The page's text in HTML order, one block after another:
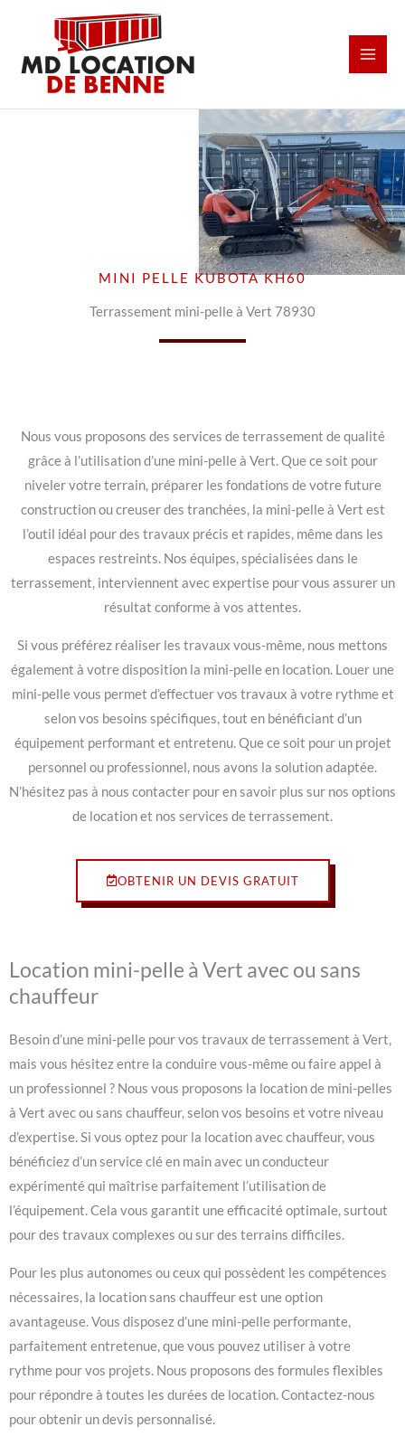
contenu
MINI PELLE KUBOTA KH60
Terrassement mini-pelle à Vert 78930
Nous vous proposons des services de terrassement de qualité
grâce à l’utilisation d’une mini-pelle à Vert. Que ce soit pour
niveler votre terrain, préparer les fondations de votre future
construction ou creuser des tranchées, la mini-pelle à Vert est
l’outil idéal pour des travaux précis et rapides, même dans les
espaces restreints. Nos équipes, spécialisées dans le
terrassement, interviennent avec expertise pour vous assurer un
résultat conforme à vos attentes.
Si vous préférez réaliser les travaux vous-même, nous mettons
également à votre disposition la mini-pelle en location. Louer une
mini-pelle vous permet d’effectuer vos travaux à votre rythme et
selon vos besoins spécifiques, tout en bénéficiant d’un
équipement performant et entretenu. Que ce soit pour un projet
personnel ou professionnel, nous avons la solution adaptée.
N’hésitez pas à nous contacter pour en savoir plus sur nos options
de location et nos services de terrassement.
OBTENIR UN DEVIS GRATUIT
Location mini-pelle à Vert avec ou sans
chauffeur
Besoin d’une mini-pelle pour vos travaux de terrassement à Vert,
mais vous hésitez entre la conduire vous-même ou faire appel à
un professionnel ? Nous vous proposons la location de mini-pelles
à Vert avec ou sans chauffeur, selon vos besoins et votre niveau
d’expertise. Si vous optez pour la location avec chauffeur, vous
bénéficiez d’un service clé en main avec un conducteur
expérimenté qui maîtrise parfaitement l’utilisation de
l’équipement. Cela vous garantit une efficacité optimale, surtout
pour des travaux complexes ou sur des terrains difficiles.
Pour les plus autonomes ou ceux qui possèdent les compétences
nécessaires, la location sans chauffeur est une option
avantageuse. Vous disposez d’une mini-pelle performante,
parfaitement entretenue, que vous pouvez utiliser à votre
rythme pour vos projets. Nous proposons des formules flexibles
pour répondre à toutes les durées de location. Contactez-nous
pour obtenir un devis personnalisé.